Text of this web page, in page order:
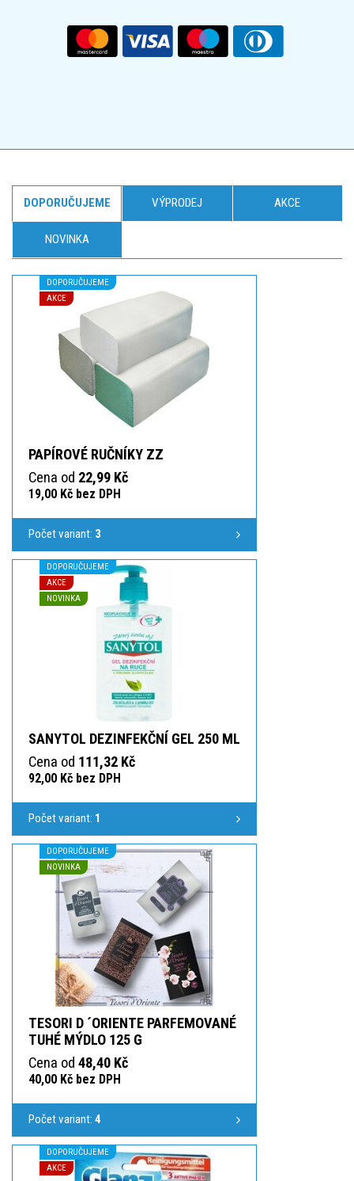
DOPORUČUJEME VÝPRODEJ AKCE
NOVINKA
DOPORUČUJEME
AKCE
PAPÍROVÉ RUČNÍKY ZZ
Cena od 22,99 Kč
19,00 Kč bez DPH
Počet variant: 3
DOPORUČUJEME
AKCE
NOVINKA
SANYTOL DEZINFEKČNÍ GEL 250 ML
Cena od 111,32 Kč
92,00 Kč bez DPH
Počet variant: 1
DOPORUČUJEME
NOVINKA
TESORI D ´ORIENTE PARFEMOVANÉ
TUHÉ MÝDLO 125 G
Cena od 48,40 Kč
40,00 Kč bez DPH
Počet variant: 4
DOPORUČUJEME
AKCE